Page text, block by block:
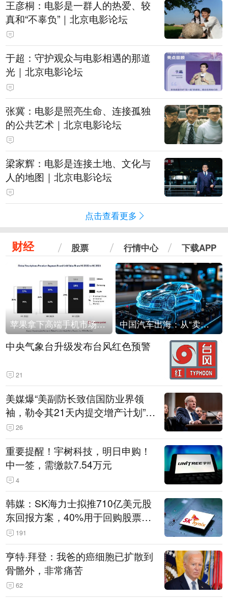
王彦桐：电影是一群人的热爱、较
真和“不辜负”｜北京电影论坛
于超：守护观众与电影相遇的那道
光｜北京电影论坛
张冀：电影是照亮生命、连接孤独
的公共艺术｜北京电影论坛
梁家辉：电影是连接土地、文化与
人的地图｜北京电影论坛
点击查看更多
财经 股票 行情中心 下载APP
苹果拿下高端手机市场65%的份额：iPhone 17系列功不可没 中国汽车出海：从“卖出去”到“走进去”
中央气象台升级发布台风红色预警
21
美媒爆“美副防长致信国防业界领
袖，勒令其21天内提交增产计划”，
五角大楼回应
26
重要提醒！宇树科技，明日申购！
中一签，需缴款7.54万元
4
韩媒：SK海力士拟推710亿美元股
东回报方案，40%用于回购股票，
相当于美股发行规模
191
亨特·拜登：我爸的癌细胞已扩散到
骨骼外，非常痛苦
62